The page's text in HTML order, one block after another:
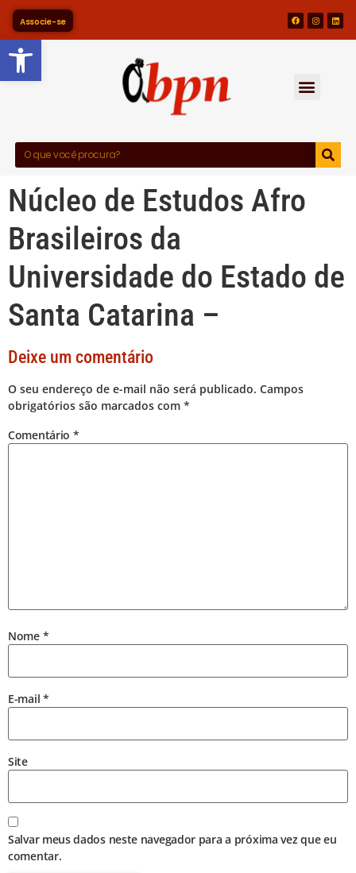
Barra de Ferramentas
Associe-se
Núcleo de Estudos Afro
Brasileiros da
Universidade do Estado de
Santa Catarina –
Deixe um comentário
O seu endereço de e-mail não será publicado. Campos
obrigatórios são marcados com *
Comentário *
Nome *
E-mail *
Site
Salvar meus dados neste navegador para a próxima vez que eu
comentar.